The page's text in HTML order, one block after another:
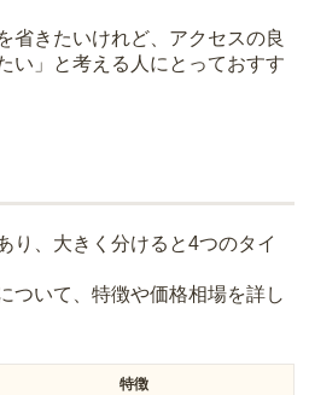
省きたいけれど、アクセスの良
い」と考える人にとっておすす
り、大きく分けると4つのタイ
ついて、特徴や価格相場を詳し
特徴